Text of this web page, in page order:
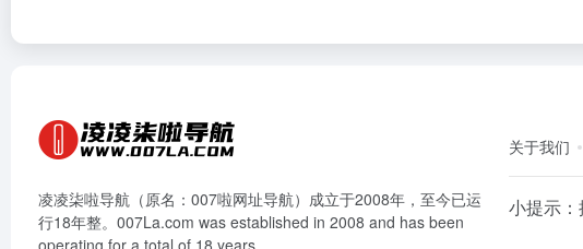
凌凌柒啦导航（原名：007啦网址导航）成立于2008年，至今已运
行18年整。007La.com was established in 2008 and has been
operating for a total of 18 years.
关于我们
小提示